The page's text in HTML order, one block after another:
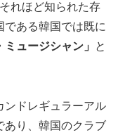
れほど知られた存
ある韓国では既に
ュージシャン」
と
ンドレギュラーアル
あり、韓国のクラブ